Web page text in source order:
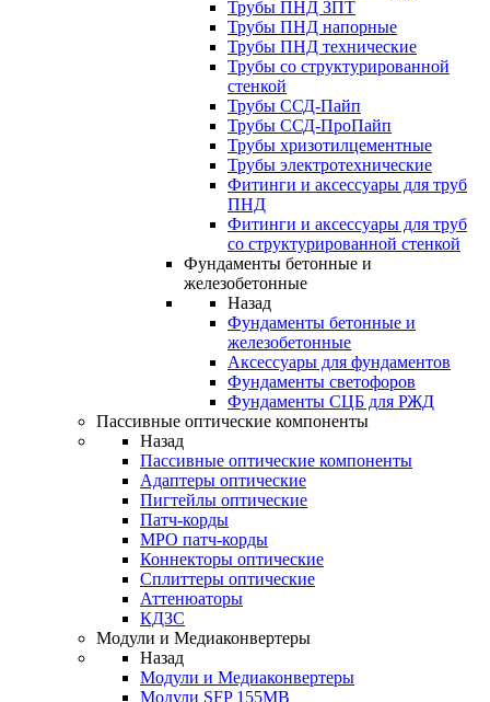
Трубы ПНД ЗПТ
Трубы ПНД напорные
Трубы ПНД технические
Трубы со структурированной
стенкой
Трубы ССД-Пайп
Трубы ССД-ПроПайп
Трубы хризотилцементные
Трубы электротехнические
Фитинги и аксессуары для труб
ПНД
Фитинги и аксессуары для труб
со структурированной стенкой
Фундаменты бетонные и
железобетонные
Назад
Фундаменты бетонные и
железобетонные
Аксессуары для фундаментов
Фундаменты светофоров
Фундаменты СЦБ для РЖД
Пассивные оптические компоненты
Назад
Пассивные оптические компоненты
Адаптеры оптические
Пигтейлы оптические
Патч-корды
MPO патч-корды
Коннекторы оптические
Сплиттеры оптические
Аттенюаторы
КДЗС
Модули и Медиаконвертеры
Назад
Модули и Медиаконвертеры
Модули SFP 155MB